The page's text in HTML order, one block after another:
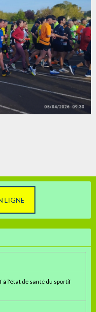
LIGNE
à l'état de santé du sportif